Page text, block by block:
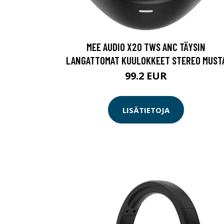
MEE AUDIO X20 TWS ANC TÄYSIN
LANGATTOMAT KUULOKKEET STEREO
99.2 EUR
LISÄTIETOJA